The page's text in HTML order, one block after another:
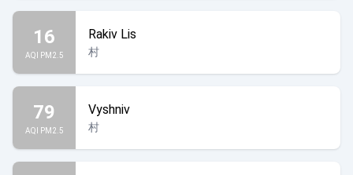
16
AQI PM2.5
Rakiv Lis
村
79
AQI PM2.5
Vyshniv
村